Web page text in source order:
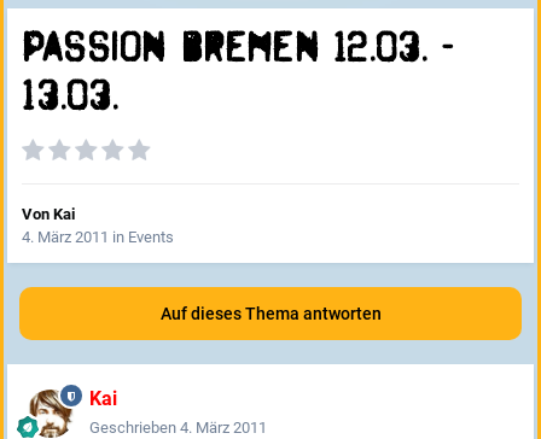
Passion Bremen 12.03. -
13.03.
Von Kai
4. März 2011 in Events
Auf dieses Thema antworten
Kai
Geschrieben 4. März 2011